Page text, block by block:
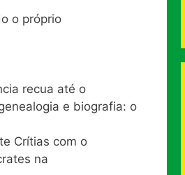
o próprio
recua até o
e biografia: o
Crítias com o
na